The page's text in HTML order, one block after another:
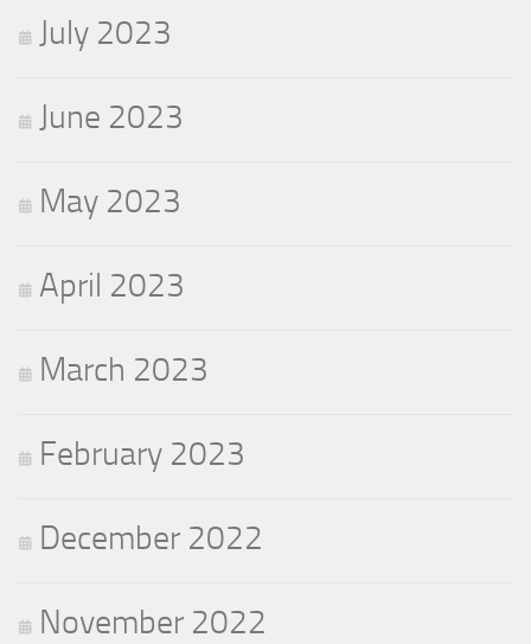
July 2023
June 2023
May 2023
April 2023
March 2023
February 2023
December 2022
November 2022